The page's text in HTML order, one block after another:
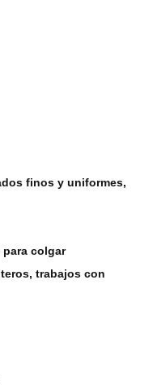
finos y uniformes,
colgar
trabajos con